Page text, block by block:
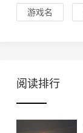
游戏名
阅读排行